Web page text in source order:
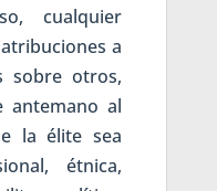
cualquier
a
sobre otros,
antemano al
la élite sea
étnica,